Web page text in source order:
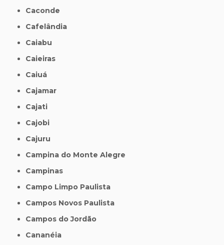
Caconde
Cafelândia
Caiabu
Caieiras
Caiuá
Cajamar
Cajati
Cajobi
Cajuru
Campina do Monte Alegre
Campinas
Campo Limpo Paulista
Campos Novos Paulista
Campos do Jordão
Cananéia